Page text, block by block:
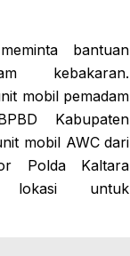
bantuan
kebakaran.
mobil pemadam
Kabupaten
mobil AWC dari
Polda Kaltara
lokasi untuk